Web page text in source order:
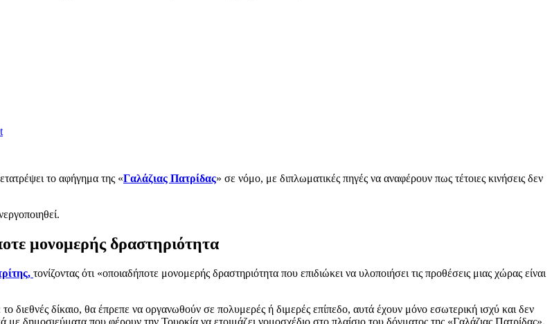
το αφήγημα της «Γαλάζιας Πατρίδας» σε νόμο, με διπλωματικές πηγές να αναφέρουν πως τέτοιες κινήσεις δεν
μονομερής δραστηριότητα
τονίζοντας ότι «οποιαδήποτε μονομερής δραστηριότητα που επιδιώκει να υλοποιήσει τις προθέσεις μιας χώρας είναι
δίκαιο, θα έπρεπε να οργανωθούν σε πολυμερές ή διμερές επίπεδο, αυτά έχουν μόνο εσωτερική ισχύ και δεν
δημοσιεύματα που φέρουν την Τουρκία να ετοιμάζει νομοσχέδιο στο πλαίσιο του δόγματος της «Γαλάζιας Πατρίδας».